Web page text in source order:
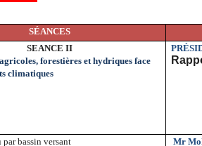
SÉANCES
SEANCE II
forestières et hydriques face
climatiques
par bassin versant Mr